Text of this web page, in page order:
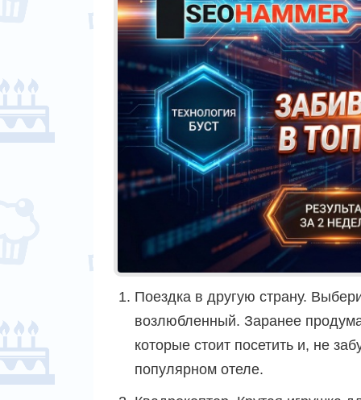
Поездка в другую страну.
возлюбленный. Заранее
которые стоит посетить и, не
популярном отеле.